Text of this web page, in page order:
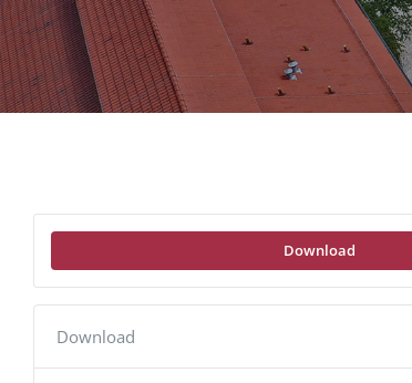
Download
Download